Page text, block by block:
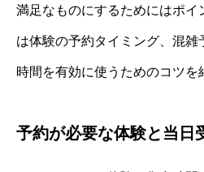
満足なものにするためにはポイ
は体験の予約タイミング、混雑
時間を有効に使うためのコツを
予約が必要な体験と当日